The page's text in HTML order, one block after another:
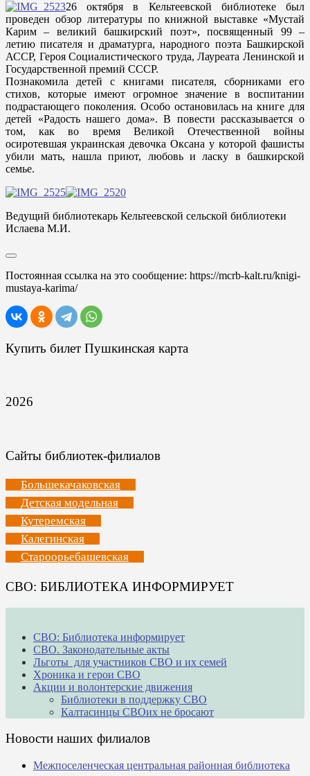
26 октября в Кельтеевской библиотеке был
проведен обзор литературы по книжной выставке «Мустай
Карим – великий башкирский поэт», посвященный 99 –
летию писателя и драматурга, народного поэта Башкирской
АССР, Героя Социалистического труда, Лауреата Ленинской и
Государственной премий СССР.
Познакомила детей с книгами писателя, сборниками его
стихов, которые имеют огромное значение в воспитании
подрастающего поколения. Особо остановилась на книге для
детей «Радость нашего дома». В повести рассказывается о
том, как во время Великой Отечественной войны
осиротевшая украинская девочка Оксана у которой фашисты
убили мать, нашла приют, любовь и ласку в башкирской
семье.
Ведущий библиотекарь Кельтеевской сельской библиотеки
Ислаева М.И.
Постоянная ссылка на это сообщение: https://mcrb-kalt.ru/knigi-
mustaya-karima/
Купить билет Пушкинская карта
2026
Сайты библиотек-филиалов
Большекачаковская
Детская модельная
Кутеремская
Калегинская
Староорьебашевская
СВО: БИБЛИОТЕКА ИНФОРМИРУЕТ
СВО: Библиотека информирует
СВО. Законодательные акты
Льготы для участников СВО и их семей
Хроника и герои СВО
Акции и волонтерские движения
Библиотеки в поддержку СВО
Калтасинцы СВОих не бросают
Новости наших филиалов
Межпоселенческая центральная районная библиотека